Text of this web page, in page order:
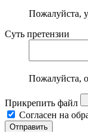
Пожалуйста,
Суть претензии
Пожалуйста,
Прикрепить файл
Согласен на